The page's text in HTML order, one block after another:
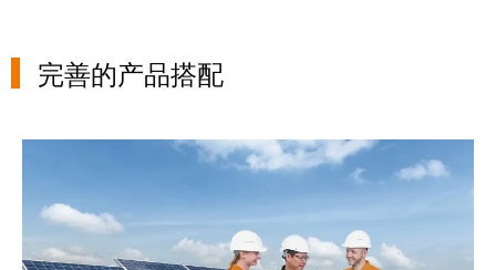
完善的产品搭配
光伏系统的解决方案